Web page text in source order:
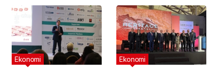
Ekonomi Ekonomi